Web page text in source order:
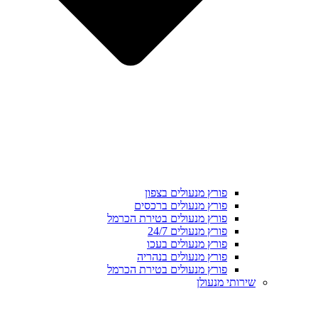
פורץ מנעולים בצפון
פורץ מנעולים ברכסים
פורץ מנעולים בטירת הכרמל
פורץ מנעולים 24/7
פורץ מנעולים בעכו
פורץ מנעולים בנהריה
פורץ מנעולים בטירת הכרמל
שירותי מנעולן